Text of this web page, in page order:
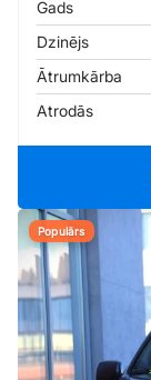
Gads
Dzinējs
Ātrumkārba
Atrodās
Populārs